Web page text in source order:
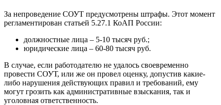
За непроведение СОУТ предусмотрены штрафы. Этот момент
регламентирован статьей 5.27.1 КоАП России:
должностные лица – 5-10 тысяч руб.;
юридические лица – 60-80 тысяч руб.
В случае, если работодателю не удалось своевременно
провести СОУТ, или же он провел оценку, допустив какие-
либо нарушения действующих правил и требований, ему
могут грозить как административные взыскания, так и
уголовная ответственность.